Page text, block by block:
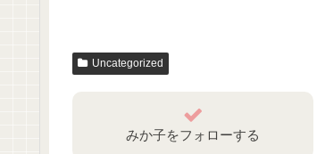
Uncategorized
みか子をフォローする